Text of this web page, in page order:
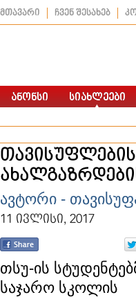
მთავარი ჩვენ შესახებ
ავტორი -
11 ივლისი, 2017
თსუ-ის
საჯარო სკოლის